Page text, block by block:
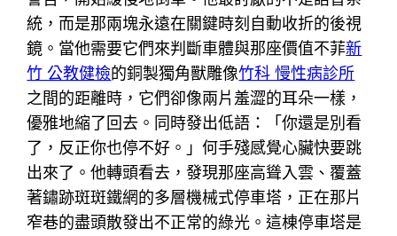
統，而是那兩塊永遠在關鍵時刻自動收折的後視
鏡。當他需要它們來判斷車體與那座價值不菲新
竹 公教健檢的銅製獨角獸雕像竹科 慢性病診所
之間的距離時，它們卻像兩片羞澀的耳朵一樣，
優雅地縮了回去。同時發出低語：「你還是別看
了，反正你也停不好。」何手殘感覺心臟快要跳
出來了。他轉頭看去，發現那座高聳入雲、覆蓋
著鏽跡斑斑鐵網的多層機械式停車塔，正在那片
窄巷的盡頭散發出不正常的綠光。這棟停車塔是